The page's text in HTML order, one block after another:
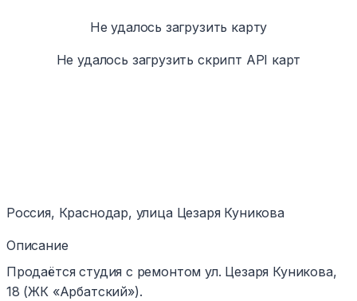
Не удалось загрузить карту
Не удалось загрузить скрипт API карт
Россия, Краснодар, улица Цезаря Куникова
Описание
Продаётся студия с ремонтом ул. Цезаря Куникова,
18 (ЖК «Арбатский»).